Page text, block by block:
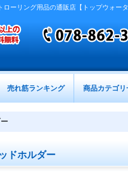
ーリング用品の通販店【トップウォータ
売れ筋ランキング 商品カテゴリ
ドホルダー